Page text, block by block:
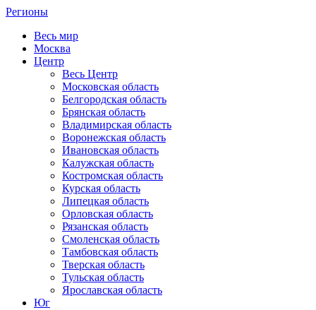
Регионы
Весь мир
Москва
Центр
Весь Центр
Московская область
Белгородская область
Брянская область
Владимирская область
Воронежская область
Ивановская область
Калужская область
Костромская область
Курская область
Липецкая область
Орловская область
Рязанская область
Смоленская область
Тамбовская область
Тверская область
Тульская область
Ярославская область
Юг